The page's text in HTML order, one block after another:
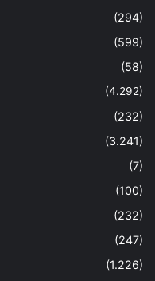
(294)
(599)
(58)
(4.292)
(232)
(3.241)
(7)
(100)
(232)
(247)
(1.226)